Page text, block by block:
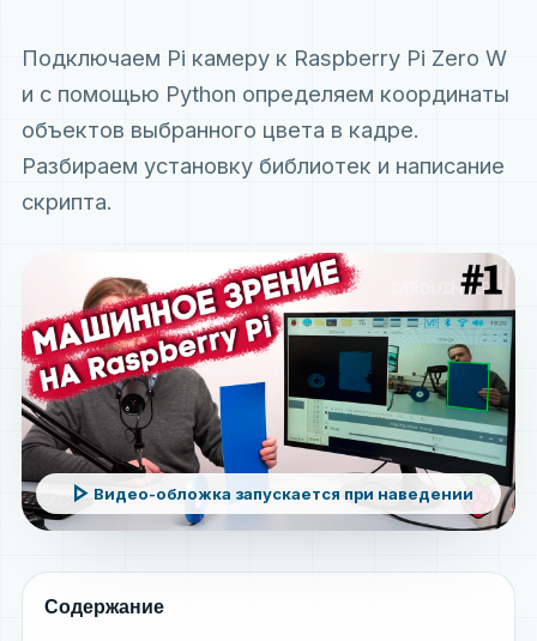
Подключаем Pi камеру к Raspberry Pi Zero W
и с помощью Python определяем координаты
объектов выбранного цвета в кадре.
Разбираем установку библиотек и написание
скрипта.
play_arrow Видео-обложка запускается при наведении
Содержание